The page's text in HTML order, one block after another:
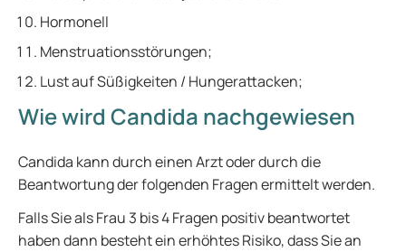
Hormonell
Menstruationsstörungen;
Lust auf Süßigkeiten / Hungerattacken;
Wie wird Candida nachgewiesen
Candida kann durch einen Arzt oder durch die
Beantwortung der folgenden Fragen ermittelt werden.
Falls Sie als Frau 3 bis 4 Fragen positiv beantwortet
haben dann besteht ein erhöhtes Risiko, dass Sie an